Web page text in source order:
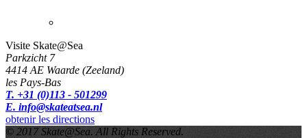
Visite Skate@Sea
Parkzicht 7
4414 AE Waarde (Zeeland)
les Pays-Bas
T. +31 (0)113 - 501299
E. info@skateatsea.nl
obtenir les directions
© 2017 Skate@Sea. All Rights Reserved.